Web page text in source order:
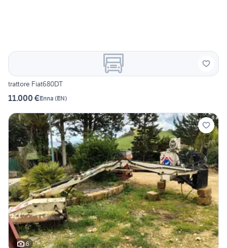
trattore Fiat680DT
11.000 €Enna (EN)
6